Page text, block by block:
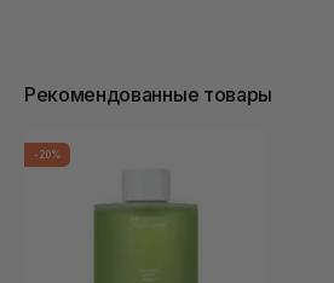
Рекомендованные товары
-20%